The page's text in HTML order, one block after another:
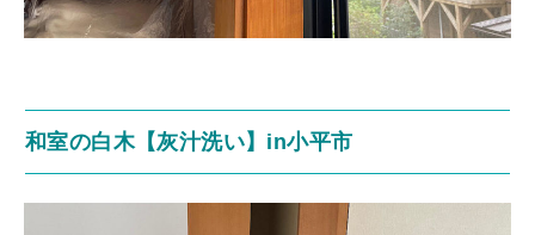
和室の白木【灰汁洗い】in小平市